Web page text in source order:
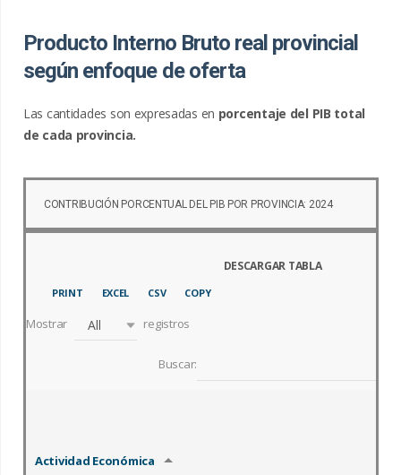
Producto Interno Bruto real provincial
según enfoque de oferta
Las cantidades son expresadas en porcentaje del PIB total
de cada provincia.
CONTRIBUCIÓN PORCENTUAL DEL PIB POR PROVINCIA: 2024
PRINT EXCEL CSV COPY
Mostrar All registros
Buscar:
Actividad Económica